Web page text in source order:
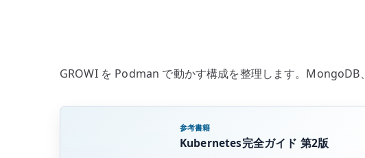
GROWI を Podman で動かす構成を整理します。
参考書籍
Kubernetes完全ガイド 第2版